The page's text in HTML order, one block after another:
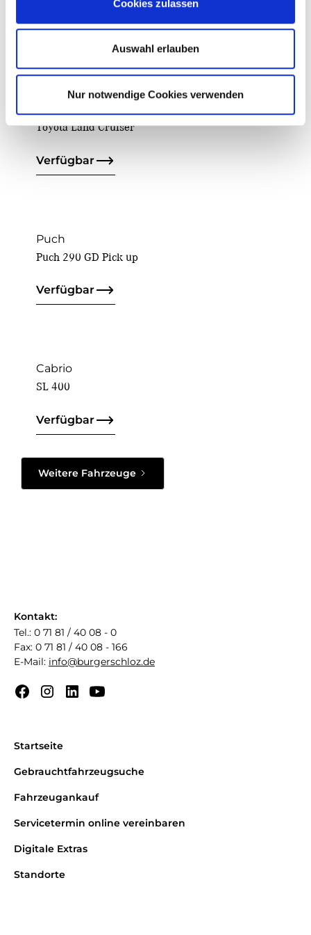
Cookies zulassen
Auswahl erlauben
Nur notwendige Cookies verwenden
Fahrzeugsuche
Toyota Land Cruiser
Verfügbar
Puch
Puch 290 GD Pick up
Verfügbar
Cabrio
SL 400
Verfügbar
Weitere Fahrzeuge
Kontakt:
Tel.: 0 71 81 / 40 08 - 0
Fax: 0 71 81 / 40 08 - 166
E-Mail: info@burgerschloz.de
Startseite
Gebrauchtfahrzeugsuche
Fahrzeugankauf
Servicetermin online vereinbaren
Digitale Extras
Standorte